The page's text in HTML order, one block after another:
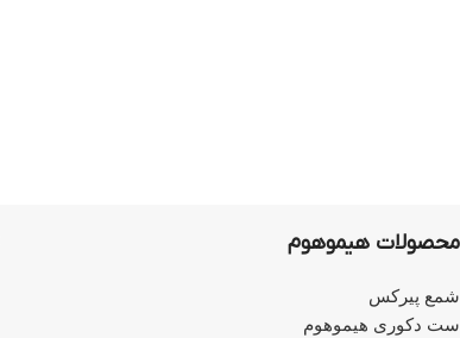
محصولات هیموهوم
شمع پیرکس
ست دکوری هیموهوم